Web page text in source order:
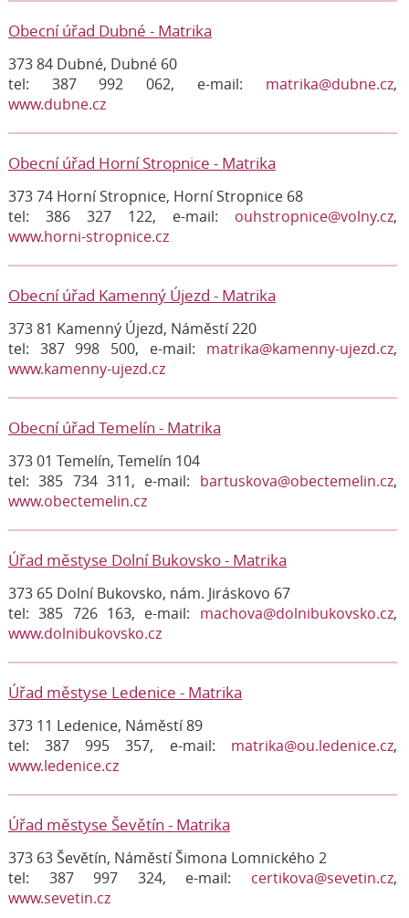
Obecní úřad Dubné - Matrika
373 84 Dubné, Dubné 60
tel: 387 992 062, e-mail: matrika@dubne.cz,
www.dubne.cz
Obecní úřad Horní Stropnice - Matrika
373 74 Horní Stropnice, Horní Stropnice 68
tel: 386 327 122, e-mail: ouhstropnice@volny.cz,
www.horni-stropnice.cz
Obecní úřad Kamenný Újezd - Matrika
373 81 Kamenný Újezd, Náměstí 220
tel: 387 998 500, e-mail: matrika@kamenny-ujezd.cz,
www.kamenny-ujezd.cz
Obecní úřad Temelín - Matrika
373 01 Temelín, Temelín 104
tel: 385 734 311, e-mail: bartuskova@obectemelin.cz,
www.obectemelin.cz
Úřad městyse Dolní Bukovsko - Matrika
373 65 Dolní Bukovsko, nám. Jiráskovo 67
tel: 385 726 163, e-mail: machova@dolnibukovsko.cz,
www.dolnibukovsko.cz
Úřad městyse Ledenice - Matrika
373 11 Ledenice, Náměstí 89
tel: 387 995 357, e-mail: matrika@ou.ledenice.cz,
www.ledenice.cz
Úřad městyse Ševětín - Matrika
373 63 Ševětín, Náměstí Šimona Lomnického 2
tel: 387 997 324, e-mail: certikova@sevetin.cz,
www.sevetin.cz